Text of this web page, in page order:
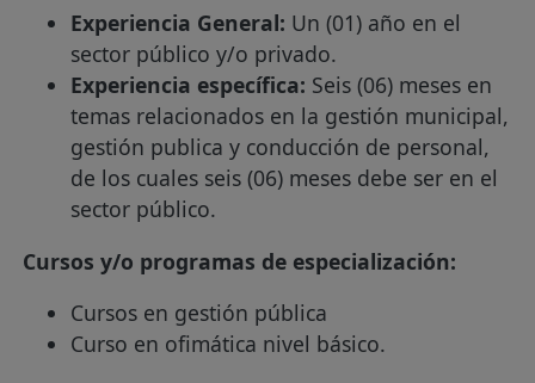
Experiencia General: Un (01) año en el
sector público y/o privado.
Experiencia específica: Seis (06) meses en
temas relacionados en la gestión municipal,
gestión publica y conducción de personal,
de los cuales seis (06) meses debe ser en el
sector público.
Cursos y/o programas de especialización:
Cursos en gestión pública
Curso en ofimática nivel básico.